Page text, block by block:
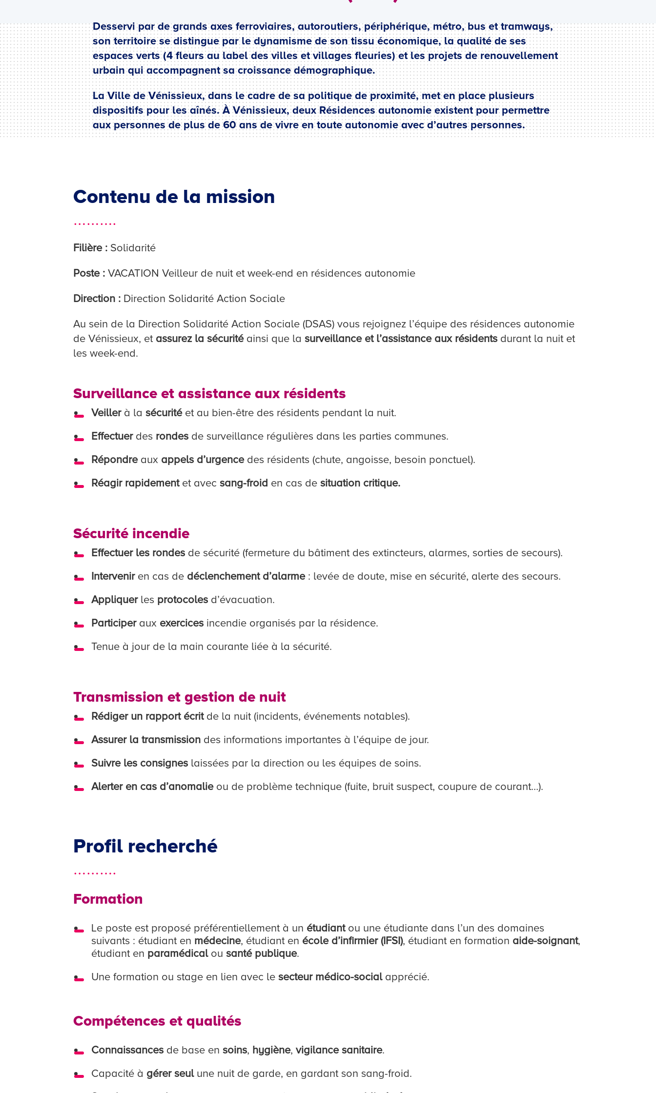
Desservi par de grands axes ferroviaires, autoroutiers, périphérique, métro, bus et tramways,
son territoire se distingue par le dynamisme de son tissu économique, la qualité de ses
espaces verts (4 fleurs au label des villes et villages fleuries) et les projets de renouvellement
urbain qui accompagnent sa croissance démographique.
La Ville de Vénissieux, dans le cadre de sa politique de proximité, met en place plusieurs
dispositifs pour les aînés. À Vénissieux, deux Résidences autonomie existent pour permettre
aux personnes de plus de 60 ans de vivre en toute autonomie avec d’autres personnes.
Contenu de la mission
……….
Filière : Solidarité
Poste : VACATION Veilleur de nuit et week-end en résidences autonomie
Direction : Direction Solidarité Action Sociale
Au sein de la Direction Solidarité Action Sociale (DSAS) vous rejoignez l’équipe des résidences autonomie
de Vénissieux, et assurez la sécuritéainsi que la surveillance et l’assistance aux résidents durant la nuit et
les week-end.
Surveillance et assistance aux résidents
Veillerà lasécuritéet au bien-être des résidents pendant la nuit.
Effectuerdes rondes de surveillance régulières dans les parties communes.
Répondreaux appels d’urgencedes résidents (chute, angoisse, besoin ponctuel).
Réagir rapidementet avecsang-froid en cas desituation critique.
Sécurité incendie
Effectuer les rondes de sécurité (fermeture du bâtiment des extincteurs, alarmes, sorties de secours).
Interveniren cas de déclenchement d’alarme: levée de doute, mise en sécurité, alerte des secours.
Appliquerles protocoles d’évacuation.
Participeraux exercices incendie organisés par la résidence.
Tenue à jour de la main courante liée à la sécurité.
Transmission et gestion de nuit
Rédiger un rapport écritde la nuit (incidents, événements notables).
Assurer la transmission des informations importantes à l’équipe de jour.
Suivre les consignes laissées par la direction ou les équipes de soins.
Alerter en cas d’anomalieou de problème technique (fuite, bruit suspect, coupure de courant…).
Profil recherché
……….
Formation
Le poste est proposé préférentiellement à un étudiantou une étudiante dans l’un des domaines
suivants : étudiant en médecine, étudiant en école d’infirmier (IFSI), étudiant en formation aide-soignant,
étudiant en paramédicalousanté publique.
Une formation ou stage en lien avec lesecteur médico-socialapprécié.
Compétences et qualités
Connaissances de base ensoins, hygiène,vigilance sanitaire.
Capacité à gérer seulune nuit de garde, en gardant son sang-froid.